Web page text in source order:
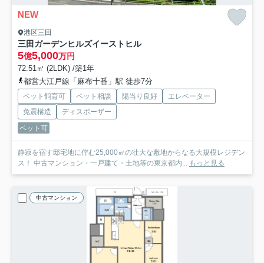
NEW
港区三田
三田ガーデンヒルズイーストヒル
5億5,000万円
72.51㎡ (2LDK) /築1年
都営大江戸線「麻布十番」駅 徒歩7分
ペット飼育可 ペット相談 陽当り良好
エレベーター
免震構造
ディスポーザー
ペット可
静寂を宿す邸宅地に佇む25,000㎡の壮大な敷地からなる大規模レジデン
ス！ 中古マンション・一戸建て・土地等の東京都内... もっと見る
中古マンション